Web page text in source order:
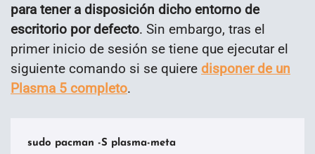
para tener a disposición dicho entorno de
escritorio por defecto. Sin embargo, tras el
primer inicio de sesión se tiene que ejecutar el
siguiente comando si se quiere disponer de un
Plasma 5 completo.
sudo pacman -S plasma-meta